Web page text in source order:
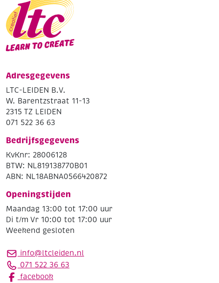
Adresgegevens
LTC-LEIDEN B.V.
W. Barentzstraat 11-13
2315 TZ LEIDEN
071 522 36 63
Bedrijfsgegevens
KvKnr: 28006128
BTW: NL819138770B01
ABN: NL18ABNA0566420872
Openingstijden
Maandag 13:00 tot 17:00 uur
Di t/m Vr 10:00 tot 17:00 uur
Weekend gesloten
info@ltcleiden.nl
071 522 36 63
facebook